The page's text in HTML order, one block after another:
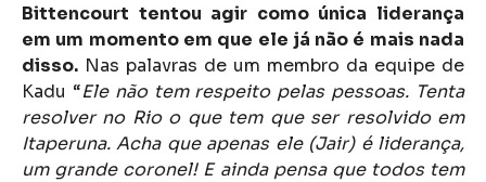
Bittencourt tentou agir como única liderança
em um momento em que ele já não é mais nada
disso. Nas palavras de um membro da equipe de
Kadu “Ele não tem respeito pelas pessoas. Tenta
resolver no Rio o que tem que ser resolvido em
Itaperuna. Acha que apenas ele (Jair) é liderança,
um grande coronel! E ainda pensa que todos tem